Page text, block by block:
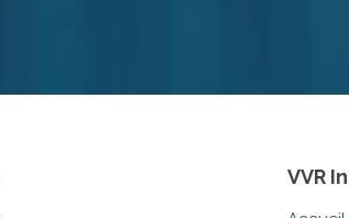
VVR